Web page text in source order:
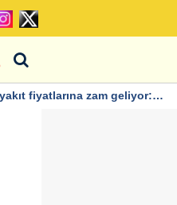
fiyatlarına zam geliyor: